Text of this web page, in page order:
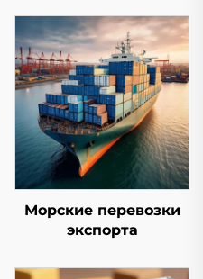
Морские перевозки
экспорта